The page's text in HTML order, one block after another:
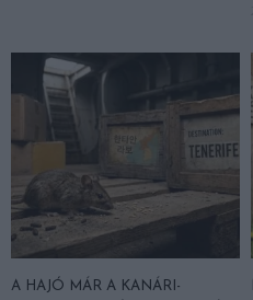
A HAJÓ MÁR A KANÁRI-